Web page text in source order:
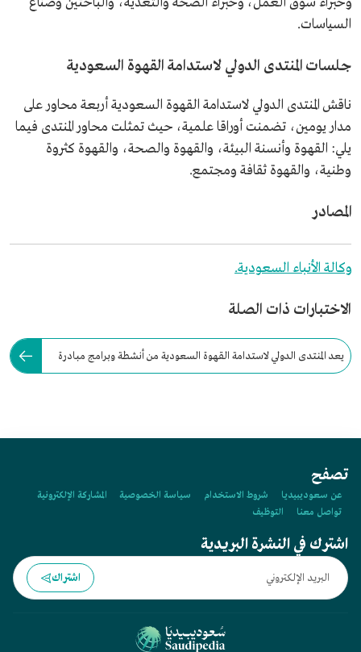
السياسات.
جلسات المنتدى الدولي لاستدامة القهوة السعودية
ناقش المنتدى الدولي لاستدامة القهوة السعودية أربعة محاور على
مدار يومين، تضمنت أوراقا علمية، حيث تمثلت محاور المنتدى فيما
يلي: القهوة وأنسنة البيئة، والقهوة والصحة، والقهوة كثروة
وطنية، والقهوة ثقافة ومجتمع.
المصادر
وكالة الأنباء السعودية.
الاختبارات ذات الصلة
يعد المنتدى الدولي لاستدامة القهوة السعودية من أنشطة وبرامج مبادرة
تصفح
عن سعوديبيديا شروط الاستخدام سياسة الخصوصية
المشاركة الإلكترونية
تواصل معنا
التوظيف
اشترك في النشرة البريدية
اشتراك